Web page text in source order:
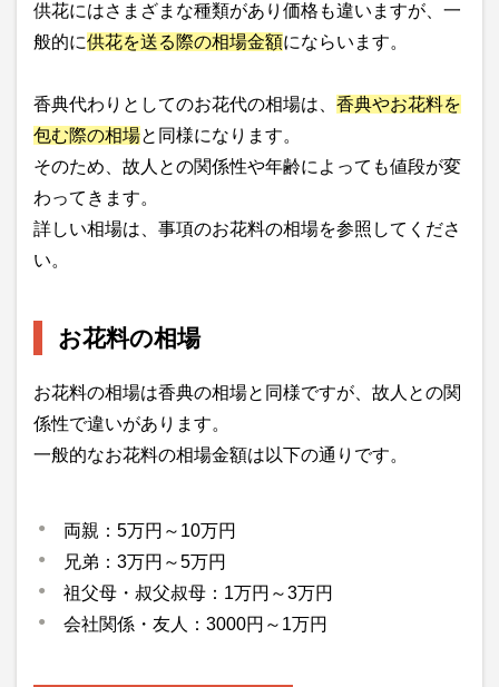
供花にはさまざまな種類があり価格も違いますが、一
般的に供花を送る際の相場金額にならいます。
香典代わりとしてのお花代の相場は、 香典やお花料を
包む際の相場と同様になります。
そのため、故人との関係性や年齢によっても値段が変
わってきます。
詳しい相場は、事項のお花料の相場を参照してくださ
い。
お花料の相場
お花料の相場は香典の相場と同様ですが、故人との関
係性で違いがあります。
一般的なお花料の相場金額は以下の通りです。
両親：5万円～10万円
兄弟：3万円～5万円
祖父母・叔父叔母：1万円～3万円
会社関係・友人：3000円～1万円